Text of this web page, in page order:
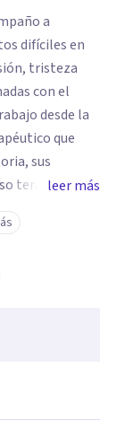
a
difíciles en
tristeza
con el
que
sus
terapéutico
tus vínculos
emocional,
y
fortalecer
malestar.
online,
leer más